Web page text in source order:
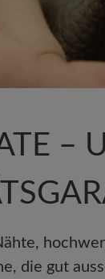
–
die gut